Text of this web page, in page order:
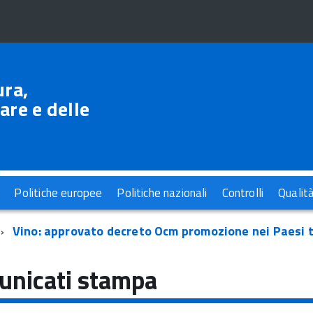
e delle
Politiche europee Politiche nazionali Controlli
Vino: approvato decreto Ocm promozione nei Paesi
stampa